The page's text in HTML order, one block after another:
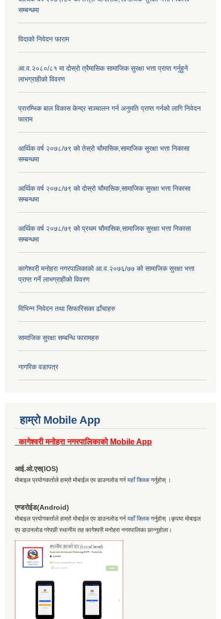
सम्बन्धमा
विदाको निवेदन फाराम
आ.व.२०८०/८१ मा दोस्रो त्रैमासिक सामाजिक सुरक्षा भत्ता प्राप्त गर्नुहुने
लाभग्राहीको विवरण
प्रारम्भिक बाल विकास केन्द्र सञ्चालन गर्न अनुमति प्राप्त गर्नको लागि निवेदन
फाराम
आर्थिक वर्ष २०७८/७९ को तेस्रो चौमासिक,सामाजिक सुरक्षा भत्ता निकासा
सम्बन्धमा
आर्थिक वर्ष २०७८/७९ को दोस्रो चौमासिक,सामाजिक सुरक्षा भत्ता निकासा
सम्बन्धमा
आर्थिक वर्ष २०७८/७९ को प्रथम चौमासिक,सामाजिक सुरक्षा भत्ता निकासा
सम्बन्धमा
कागेश्वरी मनोहरा नगरपालिकाको आ.व.२०७६/७७ को सामाजिक सुरक्षा भत्ता
प्राप्त गर्ने लाभग्राहीको विवरण
विभिन्न निवेदन तथा सिफारिसका ढाँचाहरु
सामाजिक सुरक्षा सम्बन्धि फारामहरु
नागरिक वडापत्र
हाम्रो Mobile App
कागेश्वरी मनोहरा नगरपालिकाको Mobile App
आई.ओ.एस(IOS)
मोबाइल प्रयोगकर्ताले हाम्रो मोबाईल एप डाउनलोड गर्न यहाँ क्लिक गर्नुहोस् ।
एण्डरोईड(Android)
मोबाइल प्रयोगकर्ताले हाम्रो मोबाईल एप डाउनलोड गर्न यहाँ क्लिक गर्नुहोस् ।कृपया मोबाइल
एप डाउनलोड गरेपछी स्थानीय तह कागेश्वरी मनोहरा नगरपालिका छान्नुहोला।